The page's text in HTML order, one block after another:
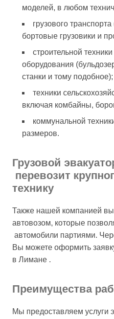
моделей, в любом
грузового
бортовые грузовики и
строительной
оборудования
станки и тому подобное);
техники
включая комбайны,
коммунальной
размеров.
Грузовой
перевозит
технику
Также нашей компанией
автовозом, которые
автомобили партиями.
Вы можете оформить
в Лимане .
Преимущества
Мы предоставляем услуги